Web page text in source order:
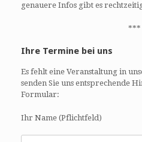
genauere Infos gibt es
***
Ihre Termine bei uns
Es fehlt eine Veranstaltung in
senden Sie uns entsprechende
Formular:
Ihr Name (Pflichtfeld)